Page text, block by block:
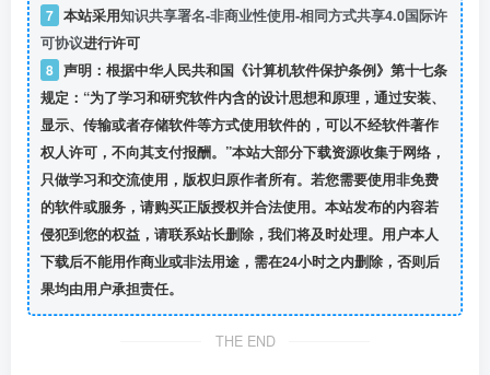
7 本站采用知识共享署名-非商业性使用-相同方式共享4.0国际许
可协议进行许可
8 声明：根据中华人民共和国《计算机软件保护条例》第十七条
规定：“为了学习和研究软件内含的设计思想和原理，通过安装、
显示、传输或者存储软件等方式使用软件的，可以不经软件著作
权人许可，不向其支付报酬。”本站大部分下载资源收集于网络，
只做学习和交流使用，版权归原作者所有。若您需要使用非免费
的软件或服务，请购买正版授权并合法使用。本站发布的内容若
侵犯到您的权益，请联系站长删除，我们将及时处理。用户本人
下载后不能用作商业或非法用途，需在24小时之内删除，否则后
果均由用户承担责任。
THE END